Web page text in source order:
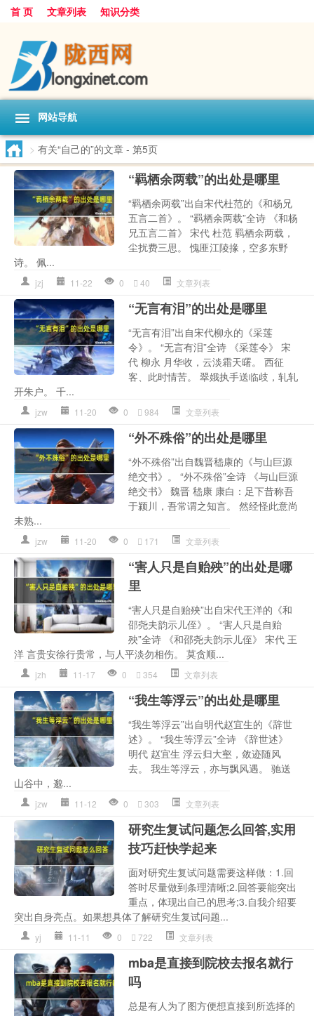
首 页 文章列表 知识分类
网站导航
> 有关“自己的”的文章 - 第5页
“羁栖余两载”的出处是哪里
“羁栖余两载”出自宋代杜范的《和杨兄
五言二首》。 “羁栖余两载”全诗 《和杨
兄五言二首》 宋代 杜范 羁栖余两载，
尘扰费三思。 愧匪江陵掾，空多东野
诗。 佩...
jzj 11-22 0 40 文章列表
“无言有泪”的出处是哪里
“无言有泪”出自宋代柳永的《采莲
令》。 “无言有泪”全诗 《采莲令》 宋
代 柳永 月华收，云淡霜天曙。 西征
客、此时情苦。 翠娥执手送临歧，轧轧
开朱户。 千...
jzw 11-20 0 984 文章列表
“外不殊俗”的出处是哪里
“外不殊俗”出自魏晋嵇康的《与山巨源
绝交书》。 “外不殊俗”全诗 《与山巨源
绝交书》 魏晋 嵇康 康白：足下昔称吾
于颍川，吾常谓之知言。 然经怪此意尚
未熟...
jzw 11-20 0 171 文章列表
“害人只是自贻殃”的出处是哪
里
“害人只是自贻殃”出自宋代王洋的《和
邵尧夫韵示儿侄》。 “害人只是自贻
殃”全诗 《和邵尧夫韵示儿侄》 宋代 王
洋 言贵安徐行贵常，与人平淡勿相伤。 莫贪顺...
jzh 11-17 0 354 文章列表
“我生等浮云”的出处是哪里
“我生等浮云”出自明代赵宜生的《辞世
述》。 “我生等浮云”全诗 《辞世述》
明代 赵宜生 浮云归大壑，敛迹随风
去。 我生等浮云，亦与飘风遇。 驰送
山谷中，邈...
jzw 11-12 0 303 文章列表
研究生复试问题怎么回答,实用
技巧赶快学起来
面对研究生复试问题需要这样做：1.回
答时尽量做到条理清晰;2.回答要能突出
重点，体现出自己的思考;3.自我介绍要
突出自身亮点。如果想具体了解研究生复试问题...
yj 11-11 0 722 文章列表
mba是直接到院校去报名就行
吗
总是有人为了图方便想直接到所选择的